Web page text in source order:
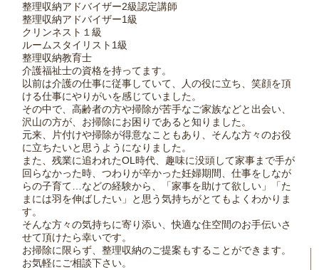
整理収納アドバイザー2級認定講師
整理収納アドバイザー1級
クリンネスト１級
ルームスタイリスト1級
整理収納教育士
介護福祉士の資格を持ってます。
以前は介護の仕事に従事していて、人の役に立ち、笑顔を頂
ける仕事にやりがいを感じていました。
その中で、高齢者の方や掃除が苦手なご家族などと出会い、
沢山の方が、お掃除にお困りであると知りました。
元来、片付けや掃除が得意なこともあり、そんな方々のお役
に立ちたいと思うようになりました。
また、残業に追われたOL時代、趣味に没頭して家事まで手が
回らなかった時、つわりが辛かった妊婦期間、仕事をしなが
らの子育て…などの経験から、「家事を助けて欲しい」「た
まには羽を伸ばしたい」と思う気持ちがとてもよくわかりま
す。
そんな方々の気持ちに寄り添い、快適な住空間のお手伝いさ
せて頂けたら幸いです。
お掃除に限らず、整理収納のご提案もすることができます。
お気軽にご相談下さい。